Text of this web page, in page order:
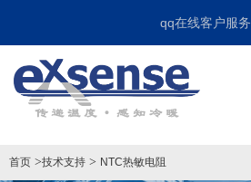
qq在线客户服务
首页 >技术支持 > NTC热敏电阻